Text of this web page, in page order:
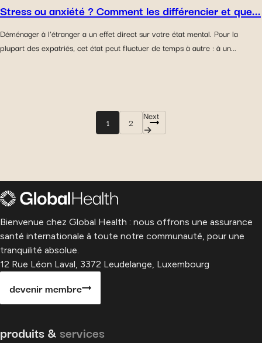
Stress ou anxiété ? Comment les différencier et que...
Déménager à l’étranger a un effet direct sur votre état mental. Pour la
plupart des expatriés, cet état peut fluctuer de temps à autre : à un...
1 2
Next
→
Bienvenue chez Global Health : nous offrons une assurance
santé internationale à toute notre communauté, pour une
tranquilité absolue.
12 Rue Léon Laval, 3372 Leudelange, Luxembourg
devenir membre
produits & services